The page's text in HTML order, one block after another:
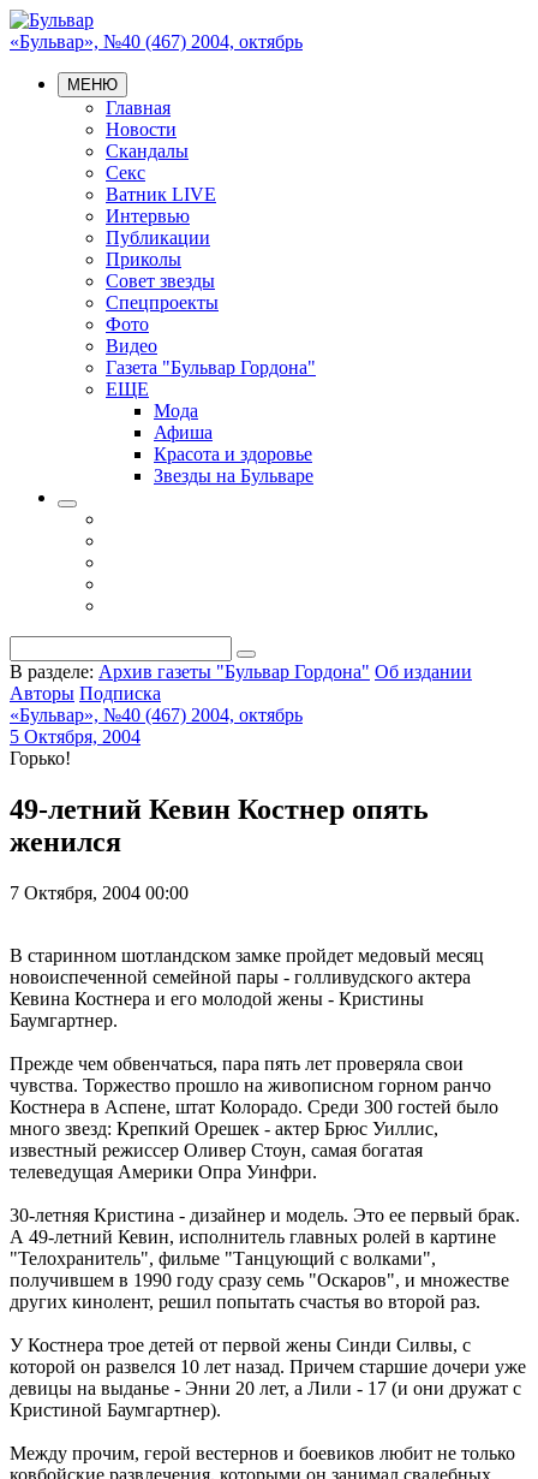
«Бульвар», №40 (467) 2004, октябрь
МЕНЮ
Главная
Новости
Скандалы
Секс
Ватник LIVE
Интервью
Публикации
Приколы
Совет звезды
Спецпроекты
Фото
Видео
Газета "Бульвар Гордона"
ЕЩЕ
Мода
Афиша
Красота и здоровье
Звезды на Бульваре
В разделе: Архив газеты "Бульвар Гордона" Об издании
Авторы Подписка
«Бульвар», №40 (467) 2004, октябрь
5 Октября, 2004
Горько!
49-летний Кевин Костнер опять
женился
7 Октября, 2004 00:00
В старинном шотландском замке пройдет медовый месяц
новоиспеченной семейной пары - голливудского актера
Кевина Костнера и его молодой жены - Кристины
Баумгартнер.
Прежде чем обвенчаться, пара пять лет проверяла свои
чувства. Торжество прошло на живописном горном ранчо
Костнера в Аспене, штат Колорадо. Среди 300 гостей было
много звезд: Крепкий Орешек - актер Брюс Уиллис,
известный режиссер Оливер Стоун, самая богатая
телеведущая Америки Опра Уинфри.
30-летняя Кристина - дизайнер и модель. Это ее первый брак.
А 49-летний Кевин, исполнитель главных ролей в картине
"Телохранитель", фильме "Танцующий с волками",
получившем в 1990 году сразу семь "Оскаров", и множестве
других кинолент, решил попытать счастья во второй раз.
У Костнера трое детей от первой жены Синди Силвы, с
которой он развелся 10 лет назад. Причем старшие дочери уже
девицы на выданье - Энни 20 лет, а Лили - 17 (и они дружат с
Кристиной Баумгартнер).
Между прочим, герой вестернов и боевиков любит не только
ковбойские развлечения, которыми он занимал свадебных